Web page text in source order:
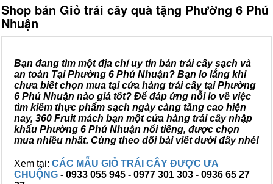
Shop bán Giỏ trái cây quà tặng Phường 6 Phú
Nhuận
Bạn đang tìm một địa chỉ uy tín bán trái cây sạch và
an toàn Tại Phường 6 Phú Nhuận? Bạn lo lắng khi
chưa biết chọn mua tại cửa hàng trái cây tại Phường
6 Phú Nhuận nào giá tốt? Để đáp ứng nỗi lo về việc
tìm kiếm thực phẩm sạch ngày càng tăng cao hiện
nay, 360 Fruit mách bạn một cửa hàng trái cây nhập
khẩu Phường 6 Phú Nhuận nổi tiếng, được chọn
mua nhiều nhất. Cùng theo dõi bài viết dưới đây nhé!
Xem tại: CÁC MẪU GIỎ TRÁI CÂY ĐƯỢC ƯA
CHUỘNG - 0933 055 945 - 0977 301 303 - 0936 65 27